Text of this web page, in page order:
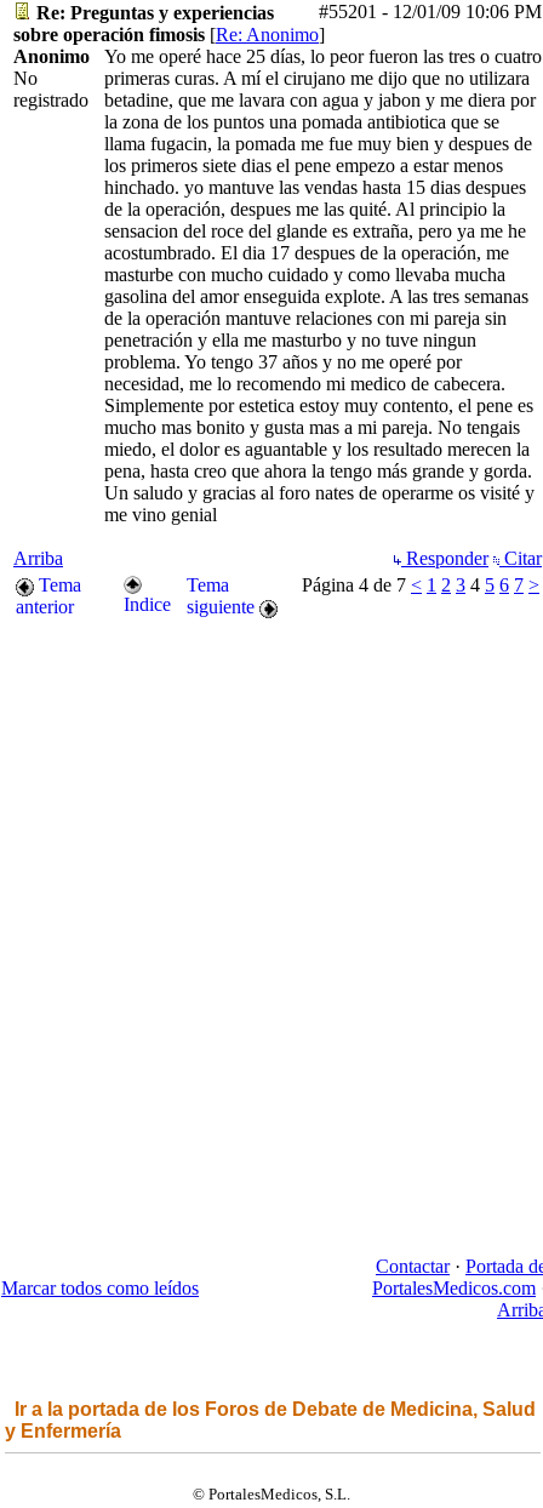
#55201 - 12/01/09 10:06 PM
Re: Preguntas y experiencias
sobre operación fimosis [Re: Anonimo]
Anonimo
No
registrado
Yo me operé hace 25 días, lo peor fueron las tres o cuatro
primeras curas. A mí el cirujano me dijo que no utilizara
betadine, que me lavara con agua y jabon y me diera por
la zona de los puntos una pomada antibiotica que se
llama fugacin, la pomada me fue muy bien y despues de
los primeros siete dias el pene empezo a estar menos
hinchado. yo mantuve las vendas hasta 15 dias despues
de la operación, despues me las quité. Al principio la
sensacion del roce del glande es extraña, pero ya me he
acostumbrado. El dia 17 despues de la operación, me
masturbe con mucho cuidado y como llevaba mucha
gasolina del amor enseguida explote. A las tres semanas
de la operación mantuve relaciones con mi pareja sin
penetración y ella me masturbo y no tuve ningun
problema. Yo tengo 37 años y no me operé por
necesidad, me lo recomendo mi medico de cabecera.
Simplemente por estetica estoy muy contento, el pene es
mucho mas bonito y gusta mas a mi pareja. No tengais
miedo, el dolor es aguantable y los resultado merecen la
pena, hasta creo que ahora la tengo más grande y gorda.
Un saludo y gracias al foro nates de operarme os visité y
me vino genial
Arriba Responder
Citar
Página 4 de 7 < 1 2 3 4 5 6 7 >
Tema
anterior
Indice
Tema
siguiente
Marcar todos como leídos
Contactar· Portada
PortalesMedicos.com
Ir a la portada de los Foros de Debate de Medicina, Salud
y Enfermería
© PortalesMedicos, S.L.